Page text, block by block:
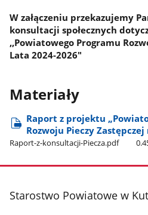
W załączeniu przekazujemy
konsultacji społecznych
,,Powiatowego Programu
Lata 2024-2026"
Materiały
Raport z projektu
Rozwoju Pieczy
Raport-z-konsultacji-Piecza.pdf
stopka
Starostwo Powiatowe w